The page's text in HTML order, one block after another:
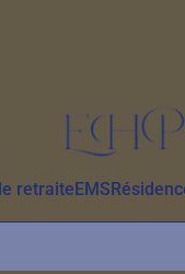
retraiteEMS